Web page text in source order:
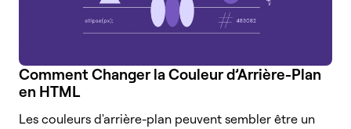
Comment Changer la Couleur d’Arrière-Plan
en HTML
Les couleurs d'arrière-plan peuvent sembler être un